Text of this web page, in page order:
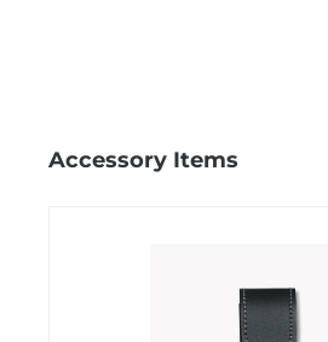
Produktgalerie überspringen
Accessory Items